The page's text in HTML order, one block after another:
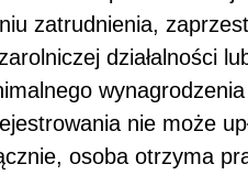
zatrudnienia,
działalności
nie może
osoba otrzyma